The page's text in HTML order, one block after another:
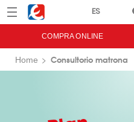
Menú Eroski
COMPRA ONLINE
Home Consultorio matrona